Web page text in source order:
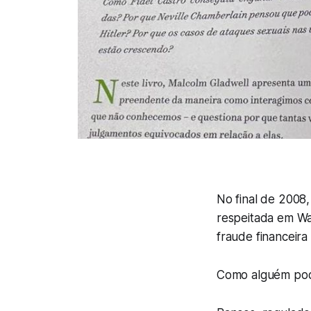
No final de
respeitada em
fraude financeira
Como alguém